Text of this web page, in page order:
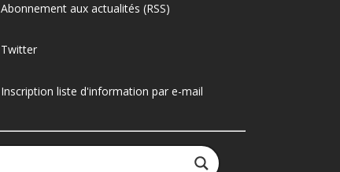
Abonnement aux actualités (RSS)
Twitter
Inscription liste d'information par e-mail